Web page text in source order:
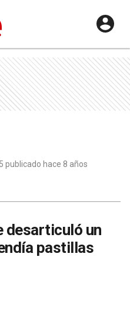
publicado hace 8 años
desarticuló un
pastillas